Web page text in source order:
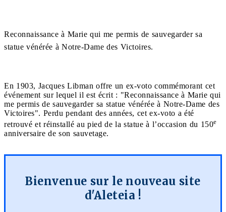
Reconnaissance à Marie qui me permis de sauvegarder sa
statue vénérée à Notre-Dame des Victoires.
En 1903, Jacques Libman offre un ex-voto commémorant cet
événement sur lequel il est écrit : "Reconnaissance à Marie qui
me permis de sauvegarder sa statue vénérée à Notre-Dame des
Victoires". Perdu pendant des années, cet ex-voto a été
retrouvé et réinstallé au pied de la statue à l’occasion du 150e
anniversaire de son sauvetage.
Bienvenue sur le nouveau site
d'Aleteia !